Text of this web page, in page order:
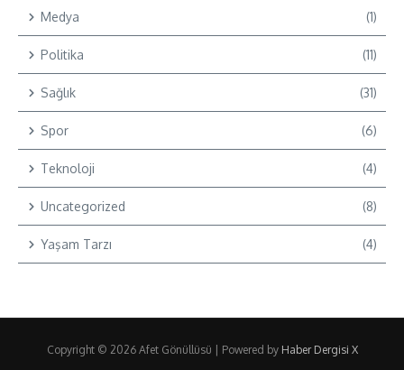
Medya (1)
Politika (11)
Sağlık (31)
Spor (6)
Teknoloji (4)
Uncategorized (8)
Yaşam Tarzı (4)
Copyright © 2026 Afet Gönüllüsü | Powered by Haber Dergisi X